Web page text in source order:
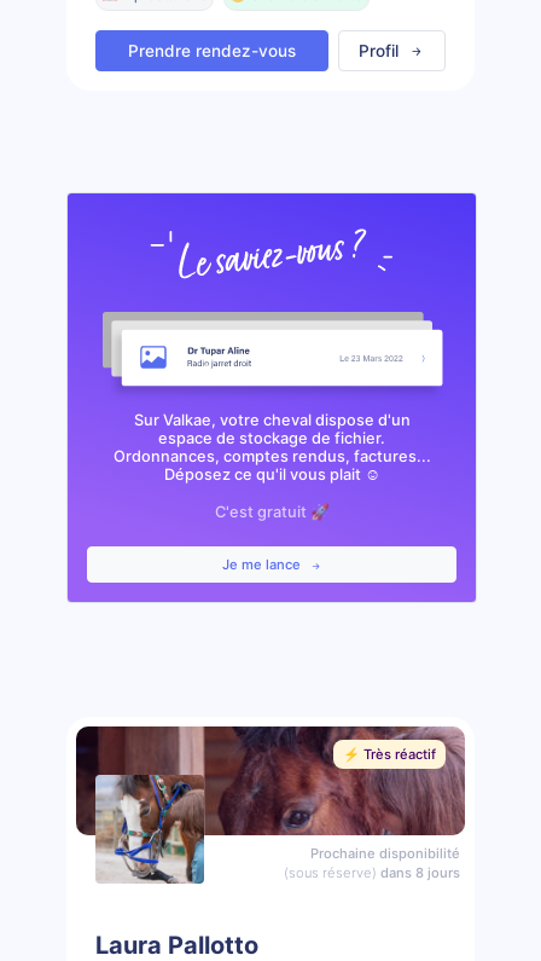
Prendre rendez-vous Profil
Sur Valkae, votre cheval dispose d'un
espace de stockage de fichier.
Ordonnances, comptes rendus, factures...
Déposez ce qu'il vous plait ☺️
C'est gratuit 🚀
Je me lance
⚡️ Très réactif
Prochaine disponibilité
(sous réserve) dans 8 jours
Laura Pallotto